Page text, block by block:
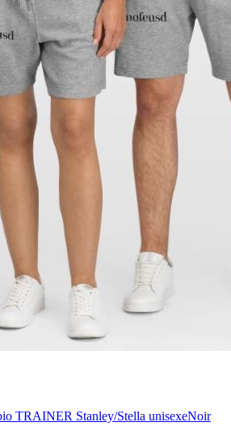
TRAINER Stanley/Stella unisexeNoir